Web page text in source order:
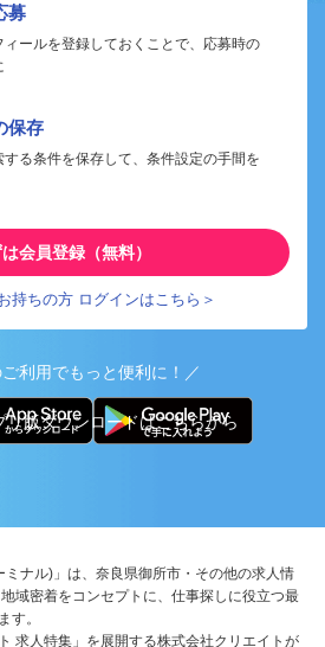
募
ィールを登録しておくことで、応募時の
保存
する条件を保存して、条件設定の手間を
は会員登録（無料）
持ちの方 ログインはこちら＞
利用でもっと便利に！／
リ版ダウンロードはこちらから
ミナル)」は、奈良県御所市・その他の求人情
域密着をコンセプトに、仕事探しに役立つ最
す。
求人特集」を展開する株式会社クリエイトが